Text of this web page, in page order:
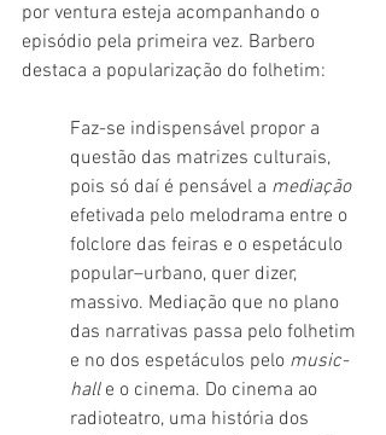
por ventura esteja acompanhando o
episódio pela primeira vez. Barbero
destaca a popularização do folhetim:
Faz-se indispensável propor a
questão das matrizes culturais,
pois só daí é pensável a mediação
efetivada pelo melodrama entre o
folclore das feiras e o espetáculo
popular–urbano, quer dizer,
massivo. Mediação que no plano
das narrativas passa pelo folhetim
e no dos espetáculos pelo music-
hall e o cinema. Do cinema ao
radioteatro, uma história dos